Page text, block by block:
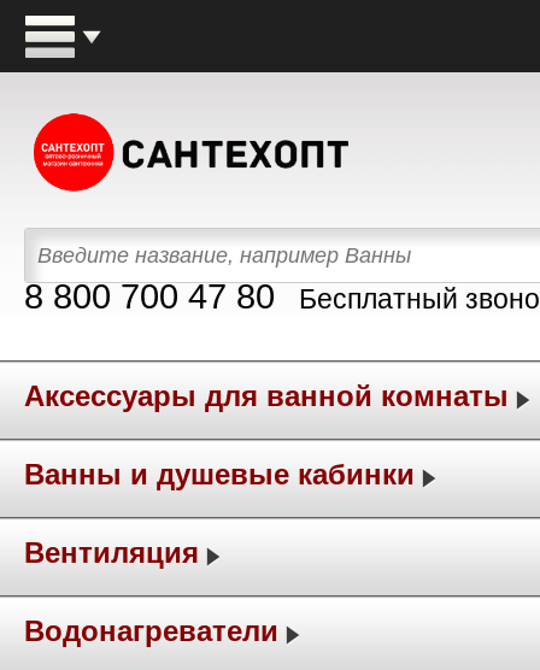
8 800 700 47 80 Бесплатный
Аксессуары для ванной комнаты
Ванны и душевые кабинки
Вентиляция
Водонагреватели